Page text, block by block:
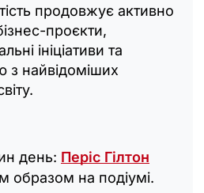
продовжує активно
проєкти,
ініціативи та
з найвідоміших
день: Періс Гілтон
образом на подіумі.